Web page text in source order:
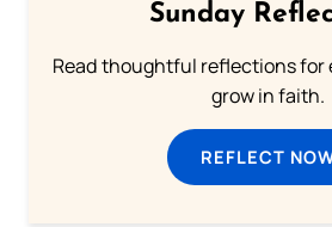
Sunday
Read thoughtful reflections for
grow in faith.
REFLECT